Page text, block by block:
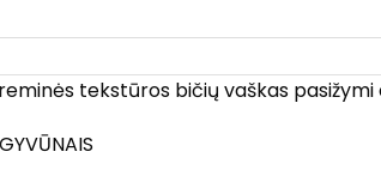
tekstūros bičių vaškas